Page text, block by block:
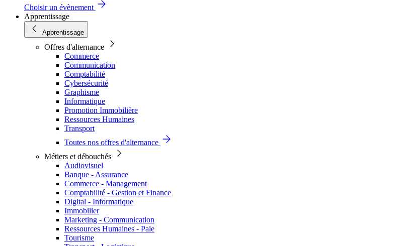
Choisir un évènement
Apprentissage
Apprentissage
Offres d'alternance
Commerce
Communication
Comptabilité
Cybersécurité
Graphisme
Informatique
Promotion Immobilière
Ressources Humaines
Transport
Toutes nos offres d'alternance
Métiers et débouchés
Audiovisuel
Banque - Assurance
Commerce - Management
Comptabilité - Gestion et Finance
Digital - Informatique
Immobilier
Marketing - Communication
Ressources Humaines - Paie
Tourisme